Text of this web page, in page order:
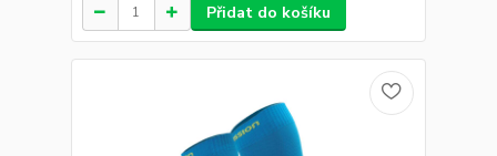
Přidat do košíku